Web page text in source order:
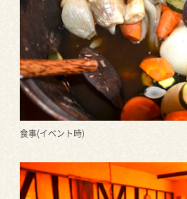
食事(イベント時)